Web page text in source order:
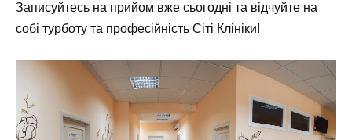
Записуйтесь на прийом вже сьогодні та відчуйте на
собі турботу та професійність Сіті Клініки!